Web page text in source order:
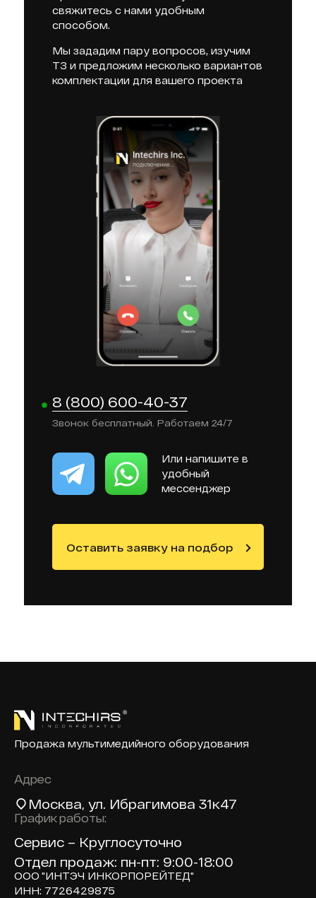
свяжитесь с нами удобным
способом.
Мы зададим пару вопросов, изучим
ТЗ и предложим несколько вариантов
комплектации для вашего проекта
8 (800) 600-40-37
Звонок бесплатный. Работаем 24/7
Или напишите в
удобный
мессенджер
Оставить заявку на подбор
Продажа мультимедийного оборудования
Адрес
Москва, ул. Ибрагимова 31к47
График работы:
Сервис – Круглосуточно
Отдел продаж: пн-пт: 9:00-18:00
ООО "ИНТЭЧ ИНКОРПОРЕЙТЕД"
ИНН: 7726429875